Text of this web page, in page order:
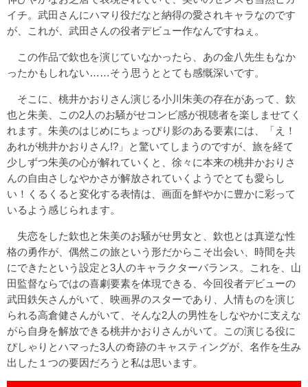
イチ。武田さんにハマり役だなと納得の愛されキャラなのです
が、これが、武田さんの役者デビュー作なんですねぇ。
この作品で欽也を演じていなかったら、あの金八先生もなか
ったかもしれない……そう思うととても感慨深いです。
そこに、桃井かおりさん演じる小川朱美の存在があって、欽
也と朱美、この2人のお騒がせコンビ感が視聴者を楽しませてく
れます。朱美のはじめにちょっぴり影のある要素には、「え！
あれが桃井かおりさん!?」と驚いてしまうのですが、旅を経て
少しずつ朱美の心が解れていくと、徐々に本来の桃井かおりさ
んの自由さしなやかさが解放されていくようでとても愛らし
い！くるくると変化する表情は、画面を鮮やかに豊かに彩って
いるよう感じられます。
失恋をした欽也と朱美のお騒がせ男女と、欽也とは真逆な性
格の勇作が、偶然この旅という形だからこそ出会い、時間を共
にできたという設定と3人のキャラクターバランス。これを、山
田監督ならではの喜劇要素を体現できる、今回役者デビューの
武田鉄矢さんがいて、映画界のスターであり、人情ものを演じ
られる高倉健さんがいて、そんな2人の男性をしなやかに支えな
がら自身を解放できる桃井かおりさんがいて。この演じる役に
ぴしゃりとハマった3人の奇跡のキャスティングが、名作を生み
出した１つの要因だろうと私は思います。